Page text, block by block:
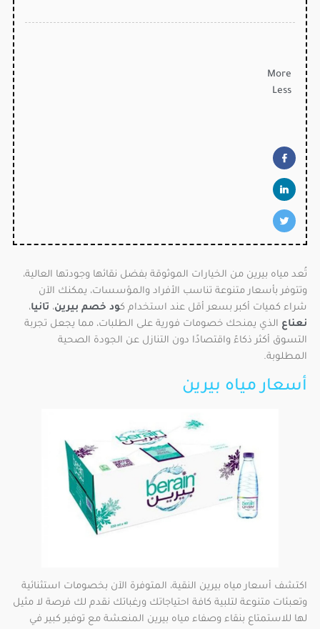
More
Less
تُعد مياه بيرين من الخيارات الموثوقة بفضل نقائها وجودتها العالية،
وتتوفر بأسعار متنوعة تناسب الأفراد والمؤسسات، يمكنك الآن
شراء كميات أكبر بسعر أقل عند استخدام كود خصم بيرين، تانيا،
نعناع الذي يمنحك خصومات فورية على الطلبات، مما يجعل تجربة
التسوق أكثر ذكاءً واقتصادًا دون التنازل عن الجودة الصحية
المطلوبة.
أسعار مياه بيرين
اكتشف أسعار مياه بيرين النقية، المتوفرة الآن بخصومات استثنائية
وتعبئات متنوعة لتلبية كافة احتياجاتك ورغباتك نقدم لك فرصة لا مثيل
لها للاستمتاع بنقاء وصفاء مياه بيرين المنعشة مع توفير كبير في